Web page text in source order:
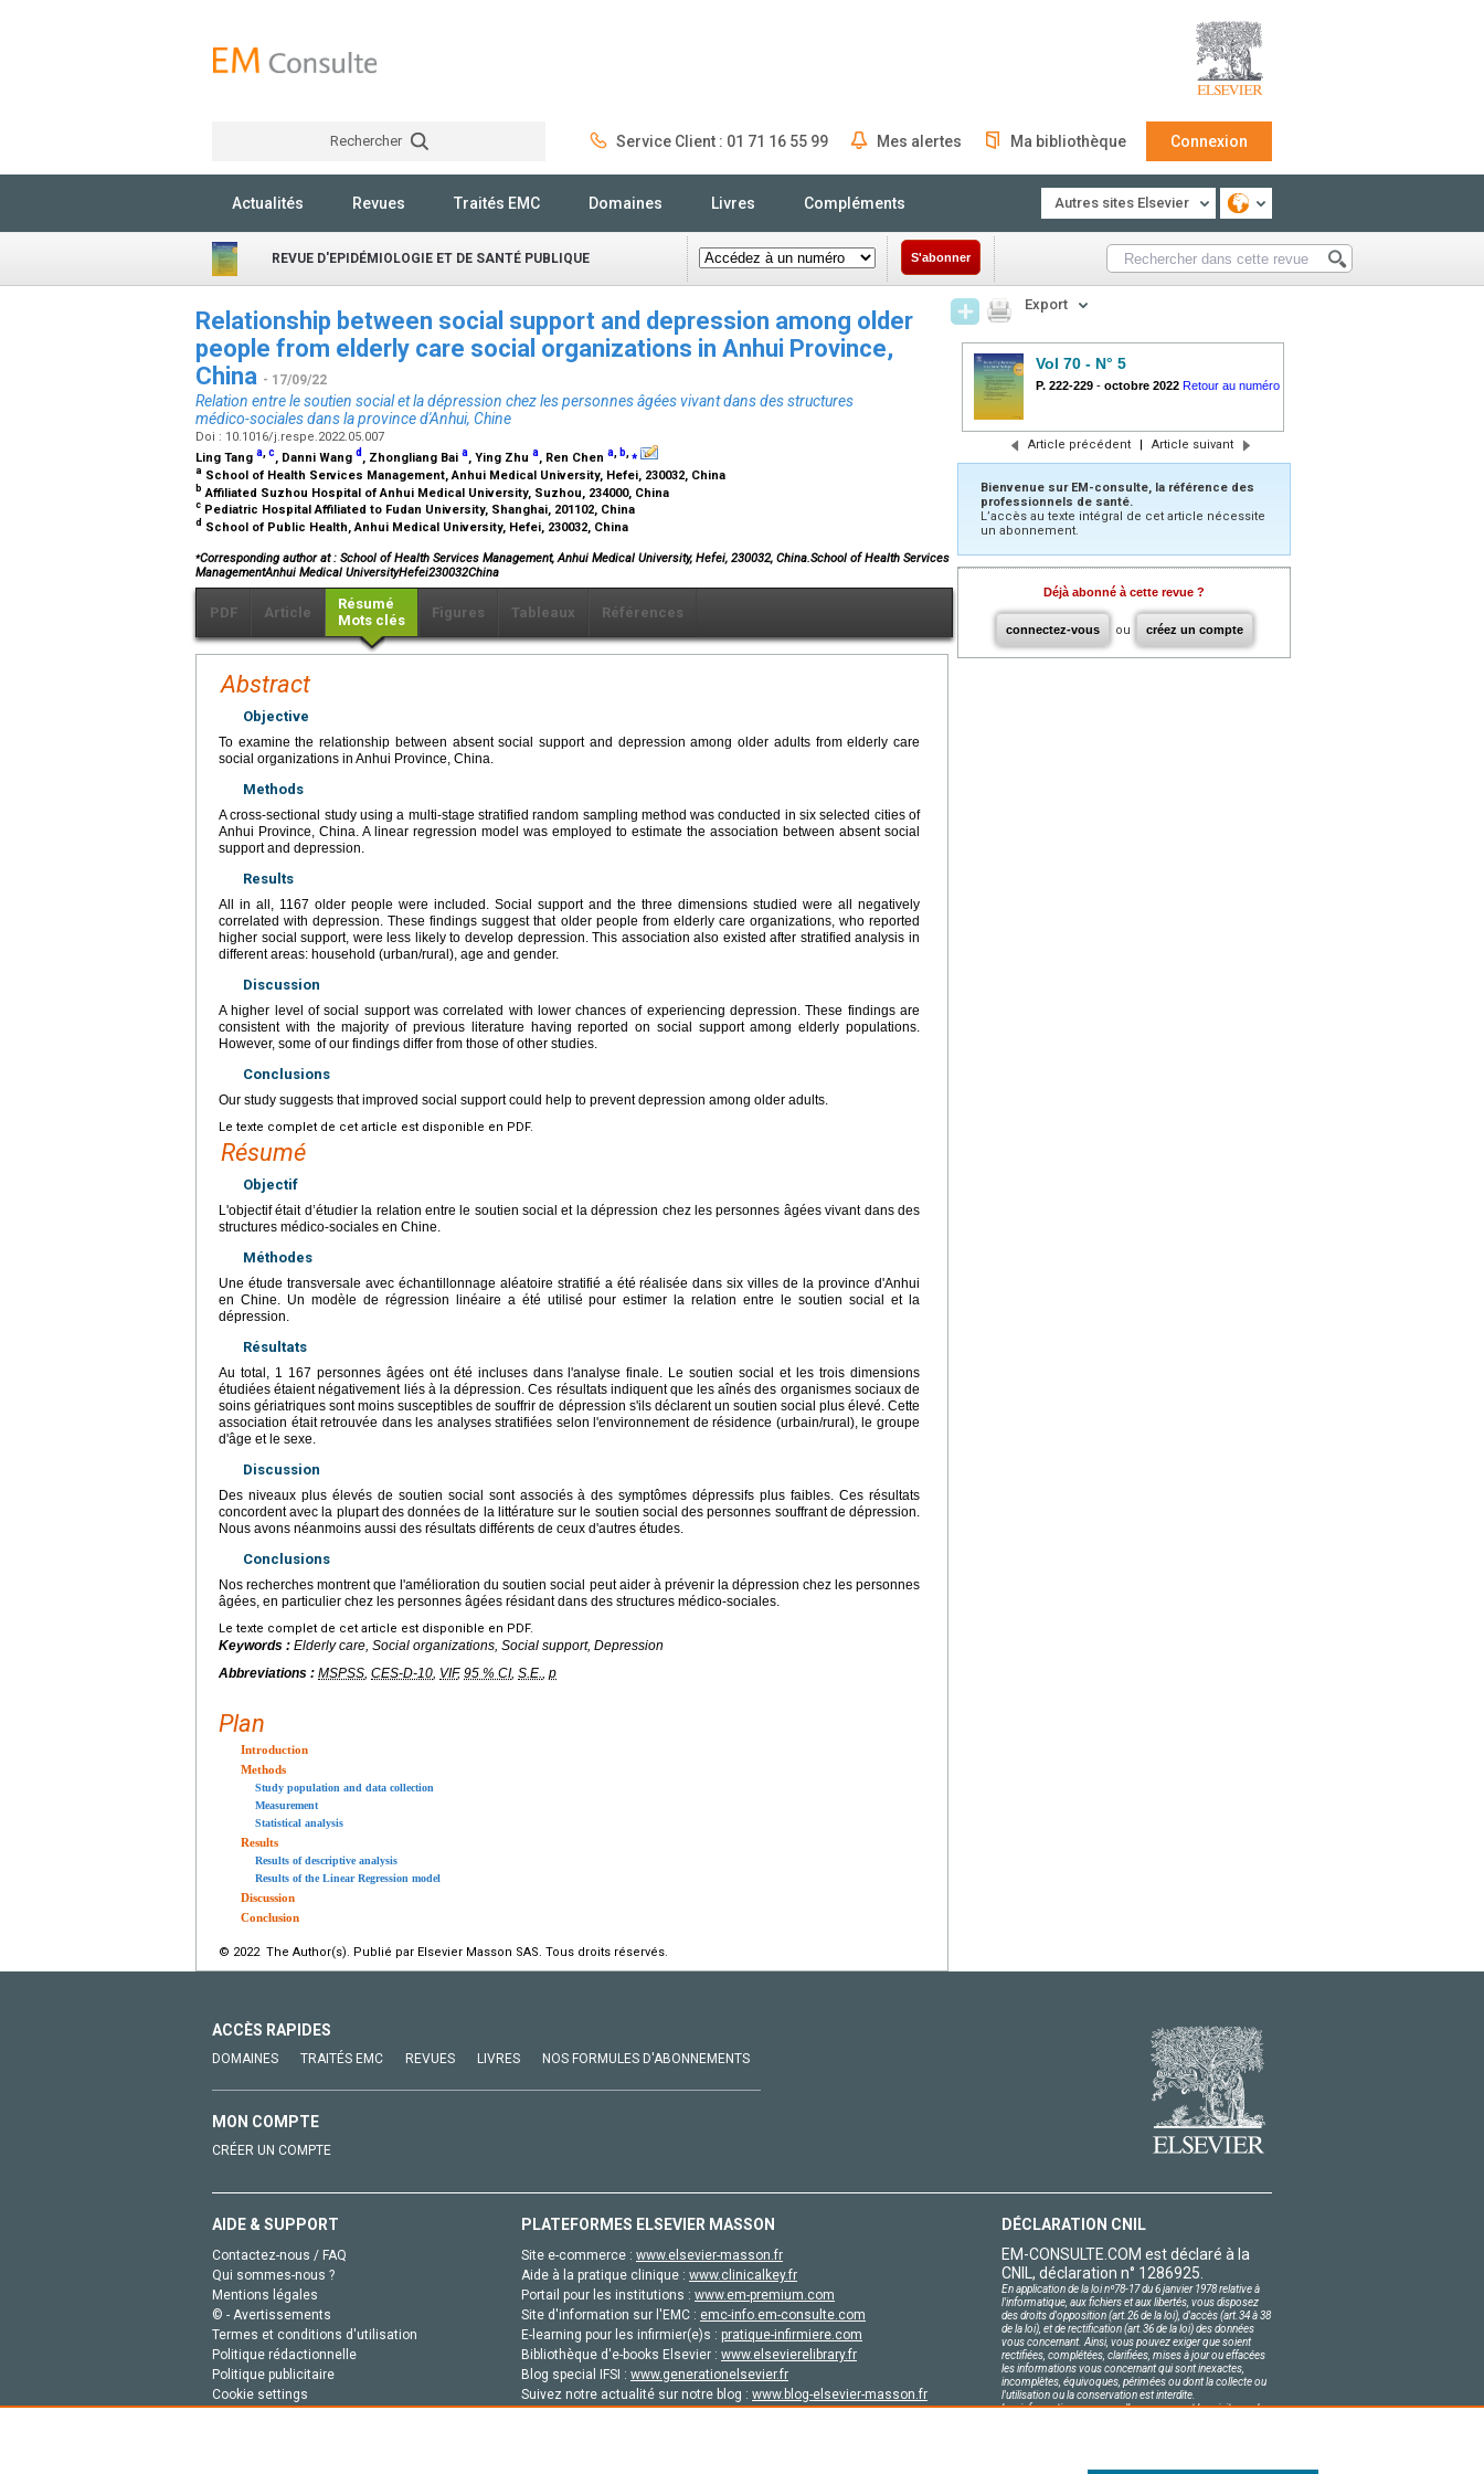
Rechercher Service Client : 01 71 16 55 99 Mes alertes Ma bibliothèque Connexion
Actualités Revues Traités EMC Domaines Livres Compléments Autres sites Elsevier
REVUE D'EPIDÉMIOLOGIE ET DE SANTÉ PUBLIQUE S'abonner
Relationship between social support and depression among older
people from elderly care social organizations in Anhui Province,
China - 17/09/22
Relation entre le soutien social et la dépression chez les personnes âgées vivant dans des structures
médico-sociales dans la province d'Anhui, Chine
Doi : 10.1016/j.respe.2022.05.007
Ling Tang a,c, Danni Wang d , Zhongliang Bai a, Ying Zhu a, Ren Chen a, b,⁎
a School of Health Services Management, Anhui Medical University, Hefei, 230032, China
b Affiliated Suzhou Hospital of Anhui Medical University, Suzhou, 234000, China
c Pediatric Hospital Affiliated to Fudan University, Shanghai, 201102, China
d School of Public Health, Anhui Medical University, Hefei, 230032, China
⁎Corresponding author at : School of Health Services Management, Anhui Medical University, Hefei, 230032, China.School of Health Services
ManagementAnhui Medical UniversityHefei230032China
PDF Article
Résumé
Mots clés
Figures Tableaux Références
Abstract
Objective
To examine the relationship between absent social support and depression among older adults from elderly care
social organizations in Anhui Province, China.
Methods
A cross-sectional study using a multi-stage stratified random sampling method was conducted in six selected cities of
Anhui Province, China. A linear regression model was employed to estimate the association between absent social
support and depression.
Results
All in all, 1167 older people were included. Social support and the three dimensions studied were all negatively
correlated with depression. These findings suggest that older people from elderly care organizations, who reported
higher social support, were less likely to develop depression. This association also existed after stratified analysis in
different areas: household (urban/rural), age and gender.
Discussion
A higher level of social support was correlated with lower chances of experiencing depression. These findings are
consistent with the majority of previous literature having reported on social support among elderly populations.
However, some of our findings differ from those of other studies.
Conclusions
Our study suggests that improved social support could help to prevent depression among older adults.
Le texte complet de cet article est disponible en PDF.
Résumé
Objectif
L'objectif était d’étudier la relation entre le soutien social et la dépression chez les personnes âgées vivant dans des
structures médico-sociales en Chine.
Méthodes
Une étude transversale avec échantillonnage aléatoire stratifié a été réalisée dans six villes de la province d'Anhui
en Chine. Un modèle de régression linéaire a été utilisé pour estimer la relation entre le soutien social et la
dépression.
Résultats
Au total, 1 167 personnes âgées ont été incluses dans l'analyse finale. Le soutien social et les trois dimensions
étudiées étaient négativement liés à la dépression. Ces résultats indiquent que les aînés des organismes sociaux de
soins gériatriques sont moins susceptibles de souffrir de dépression s'ils déclarent un soutien social plus élevé. Cette
association était retrouvée dans les analyses stratifiées selon l'environnement de résidence (urbain/rural), le groupe
d'âge et le sexe.
Discussion
Des niveaux plus élevés de soutien social sont associés à des symptômes dépressifs plus faibles. Ces résultats
concordent avec la plupart des données de la littérature sur le soutien social des personnes souffrant de dépression.
Nous avons néanmoins aussi des résultats différents de ceux d'autres études.
Conclusions
Nos recherches montrent que l'amélioration du soutien social peut aider à prévenir la dépression chez les personnes
âgées, en particulier chez les personnes âgées résidant dans des structures médico-sociales.
Le texte complet de cet article est disponible en PDF.
Keywords : Elderly care, Social organizations, Social support, Depression
Abbreviations : MSPSS, CES-D-10, VIF, 95 % CI, S.E., p
Plan
Introduction
Methods
Study population and data collection
Measurement
Statistical analysis
Results
Results of descriptive analysis
Results of the Linear Regression model
Discussion
Conclusion
© 2022 The Author(s). Publié par Elsevier Masson SAS. Tous droits réservés.
Export
Vol 70 - N° 5
P. 222-229 - octobre 2022 Retour au numéro
Article précédent | Article suivant
Bienvenue sur EM-consulte, la référence des
professionnels de santé.
L’accès au texte intégral de cet article nécessite
un abonnement.
Déjà abonné à cette revue ?
connectez-vous ou créez un compte
ACCÈS RAPIDES
DOMAINES TRAITÉS EMC REVUES LIVRES NOS FORMULES D'ABONNEMENTS
MON COMPTE
CRÉER UN COMPTE
AIDE & SUPPORT
Contactez-nous / FAQ
Qui sommes-nous ?
Mentions légales
© - Avertissements
Termes et conditions d'utilisation
Politique rédactionnelle
Politique publicitaire
Cookie settings
PLATEFORMES ELSEVIER MASSON
Site e-commerce : www.elsevier-masson.fr
Aide à la pratique clinique : www.clinicalkey.fr
Portail pour les institutions : www.em-premium.com
Site d'information sur l'EMC : emc-info.em-consulte.com
E-learning pour les infirmier(e)s : pratique-infirmiere.com
Bibliothèque d'e-books Elsevier : www.elsevierelibrary.fr
Blog special IFSI : www.generationelsevier.fr
Suivez notre actualité sur notre blog : www.blog-elsevier-masson.fr
DÉCLARATION CNIL
EM-CONSULTE.COM est déclaré à la
CNIL, déclaration n° 1286925.
En application de la loi nº78-17 du 6 janvier 1978 relative à
l'informatique, aux fichiers et aux libertés, vous disposez
des droits d'opposition (art.26 de la loi), d'accès (art.34 à 38
de la loi), et de rectification (art.36 de la loi) des données
vous concernant. Ainsi, vous pouvez exiger que soient
rectifiées, complétées, clarifiées, mises à jour ou effacées
les informations vous concernant qui sont inexactes,
incomplètes, équivoques, périmées ou dont la collecte ou
l'utilisation ou la conservation est interdite.
Les informations personnelles concernant les visiteurs de